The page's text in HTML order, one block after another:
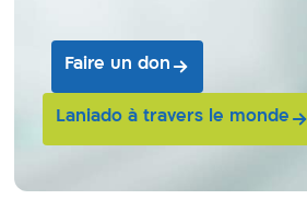
Faire un don
Laniado à travers le monde